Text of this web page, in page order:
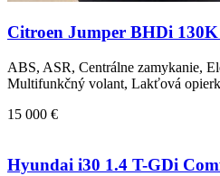
Citroen Jumper BHDi
ABS, ASR, Centrálne zamykanie,
Multifunkčný volant, Lakťová
15 000 €
Hyundai i30 1.4 T-GDi